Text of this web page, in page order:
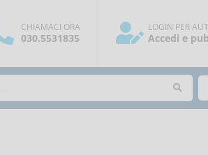
CHIAMACI ORA
030.5531835
LOGIN PER
Accedi e